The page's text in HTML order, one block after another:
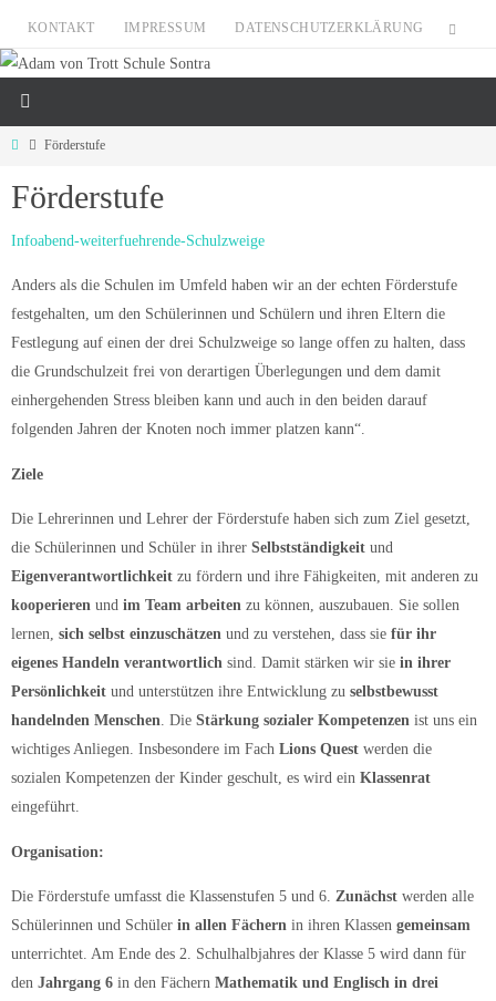
Zum
Inhalt
springen
KONTAKT IMPRESSUM DATENSCHUTZERKLÄRUNG
StartFörderstufe
Förderstufe
Infoabend-weiterfuehrende-Schulzweige
Anders als die Schulen im Umfeld haben wir an der echten Förderstufe
festgehalten, um den Schülerinnen und Schülern und ihren Eltern die
Festlegung auf einen der drei Schulzweige so lange offen zu halten, dass
die Grundschulzeit frei von derartigen Überlegungen und dem damit
einhergehenden Stress bleiben kann und auch in den beiden darauf
folgenden Jahren der Knoten noch immer platzen kann“.
Ziele
Die Lehrerinnen und Lehrer der Förderstufe haben sich zum Ziel gesetzt,
die Schülerinnen und Schüler in ihrer Selbstständigkeit und
Eigenverantwortlichkeit zu fördern und ihre Fähigkeiten, mit anderen zu
kooperieren und im Team arbeiten zu können, auszubauen. Sie sollen
lernen, sich selbst einzuschätzen und zu verstehen, dass sie für ihr
eigenes Handeln verantwortlich sind. Damit stärken wir sie in ihrer
Persönlichkeit und unterstützen ihre Entwicklung zu selbstbewusst
handelnden Menschen. Die Stärkung sozialer Kompetenzen ist uns ein
wichtiges Anliegen. Insbesondere im Fach Lions Quest werden die
sozialen Kompetenzen der Kinder geschult, es wird ein Klassenrat
eingeführt.
Organisation:
Die Förderstufe umfasst die Klassenstufen 5 und 6. Zunächst werden alle
Schülerinnen und Schüler in allen Fächern in ihren Klassen gemeinsam
unterrichtet. Am Ende des 2. Schulhalbjahres der Klasse 5 wird dann für
den Jahrgang 6 in den Fächern Mathematik und Englisch in drei